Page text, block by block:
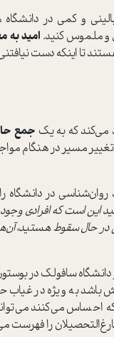
و کمی در
ملموس کنید. امید به
تا اینکه دست
می‌کند که به یک جمع
مسیر در هنگام
در دانشگاه
است که افرادی وجود
سقوط هستید، آن‌ها
سافولک در
باشد به ویژه در غیاب
که احساس می‌کنند
را فهرست